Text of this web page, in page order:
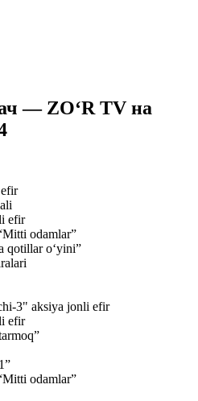
— ZO‘R TV на
efir
odamlar”
qotillar o‘yini”
3" aksiya jonli efir
efir
odamlar”